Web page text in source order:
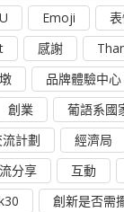
Emoji
感謝
品牌體驗中心
創業
葡語系國
計劃
經濟局
分享 互動
創新是否需